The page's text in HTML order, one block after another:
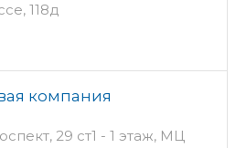
118д
компания
29 ст1 - 1 этаж, МЦ